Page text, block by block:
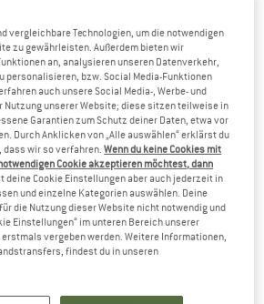
219,95 €ab 59,39 €
4,2(154)
bis 65%
vergleichbare Technologien, um die notwendigen
zu gewährleisten. Außerdem bieten wir
an, analysieren unseren Datenverkehr,
personalisieren, bzw. Social Media-Funktionen
auch unsere Social Media-, Werbe- und
Nutzung unserer Website; diese sitzen teilweise in
Garantien zum Schutz deiner Daten, etwa vor
Durch Anklicken von „Alle auswählen“ erklärst du
dass wir so verfahren.Wenn du keine Cookies mit
Cookie akzeptieren möchtest, dann
deine Cookie Einstellungen aber auch jederzeit in
und einzelne Kategorien auswählen. Deine
die Nutzung dieser Website nicht notwendig und
Einstellungen“ im unteren Bereich unserer
vergeben werden. Weitere Informationen,
findest du in unseren